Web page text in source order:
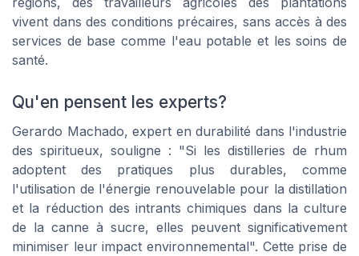
vivent dans des conditions précaires, sans accès à des
services de base comme l'eau potable et les soins de
santé.
Qu'en pensent les experts?
Gerardo Machado, expert en durabilité dans l'industrie
des spiritueux, souligne : "Si les distilleries de rhum
adoptent des pratiques plus durables, comme
l'utilisation de l'énergie renouvelable pour la distillation
et la réduction des intrants chimiques dans la culture
de la canne à sucre, elles peuvent significativement
minimiser leur impact environnemental". Cette prise de